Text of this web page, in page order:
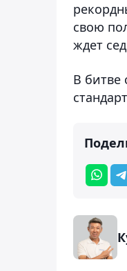
свою
ждет
В битве